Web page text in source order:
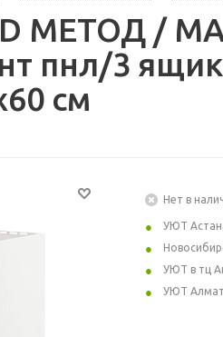
МЕТОД /
пнл/3
см
Нет в
УЮТ
УЮТ в тц
УЮТ